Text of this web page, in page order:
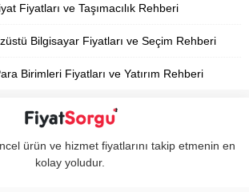
Fiyatları ve Taşımacılık Rehberi
Bilgisayar Fiyatları ve Seçim Rehberi
Birimleri Fiyatları ve Yatırım Rehberi
ürün ve hizmet fiyatlarını takip etmenin en
kolay yoludur.